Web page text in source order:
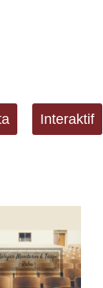
Interaktif